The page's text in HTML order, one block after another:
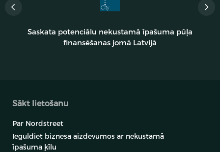
Saskata potenciālu nekustamā īpašuma pūļa
finansēšanas jomā Latvijā
Sākt lietošanu
Par Nordstreet
Ieguldiet biznesa aizdevumos ar nekustamā
īpašuma ķīlu